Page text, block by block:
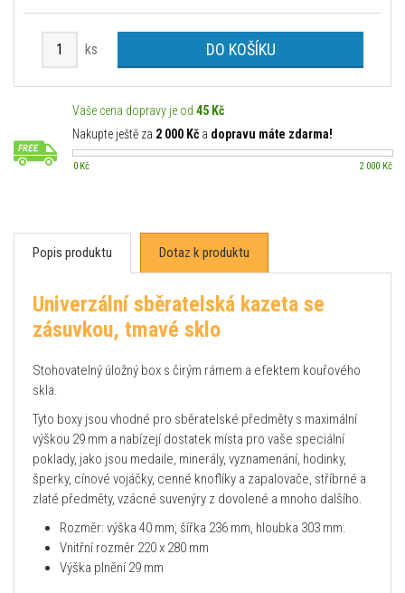
ks DO KOŠÍKU
Vaše cena dopravy je od 45 Kč
Nakupte ještě za 2 000 Kč a dopravu máte zdarma!
0 Kč 2 000 Kč
Popis produktu Dotaz k produktu
Univerzální sběratelská kazeta se
zásuvkou, tmavé sklo
Stohovatelný úložný box s čirým rámem a efektem kouřového
skla.
Tyto boxy jsou vhodné pro sběratelské předměty s maximální
výškou 29 mm a nabízejí dostatek místa pro vaše speciální
poklady, jako jsou medaile, minerály, vyznamenání, hodinky,
šperky, cínové vojáčky, cenné knoflíky a zapalovače, stříbrné a
zlaté předměty, vzácné suvenýry z dovolené a mnoho dalšího.
Rozměr: výška 40 mm, šířka 236 mm, hloubka 303 mm.
Vnitřní rozměr 220 x 280 mm
Výška plnění 29 mm